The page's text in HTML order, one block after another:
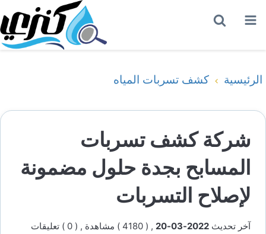
القائمة
الرئيسية كشف تسربات المياه
شركة كشف تسربات
المسابح بجدة حلول مضمونة
لإصلاح التسربات
آخر تحديث 2022-03-20 , ( 4180 ) مشاهدة , ( 0 ) تعليقات